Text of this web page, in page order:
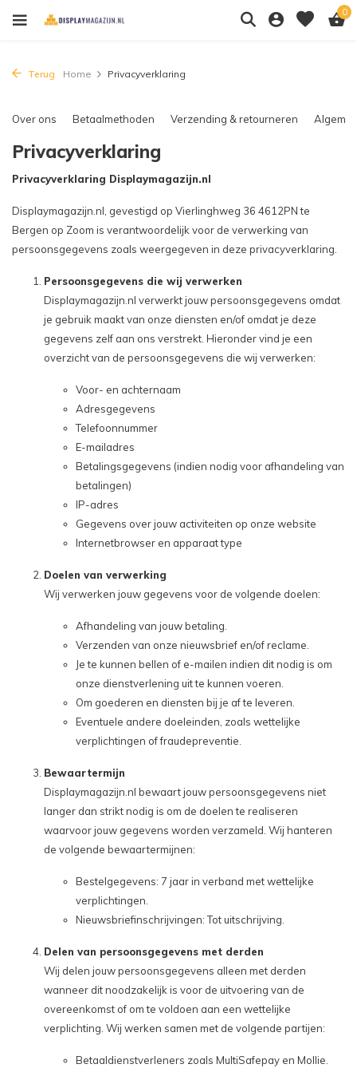
0
Terug Home Privacyverklaring
Over ons Betaalmethoden Verzending & retourneren
Privacyverklaring
Privacyverklaring Displaymagazijn.nl
Displaymagazijn.nl, gevestigd op Vierlinghweg 36 4612PN te
Bergen op Zoom is verantwoordelijk voor de verwerking van
persoonsgegevens zoals weergegeven in deze privacyverklaring.
Persoonsgegevens die wij verwerken
Displaymagazijn.nl verwerkt jouw persoonsgegevens omdat
je gebruik maakt van onze diensten en/of omdat je deze
gegevens zelf aan ons verstrekt. Hieronder vind je een
overzicht van de persoonsgegevens die wij verwerken:
Voor- en achternaam
Adresgegevens
Telefoonnummer
E-mailadres
Betalingsgegevens (indien nodig voor afhandeling van
betalingen)
IP-adres
Gegevens over jouw activiteiten op onze website
Internetbrowser en apparaat type
Doelen van verwerking
Wij verwerken jouw gegevens voor de volgende doelen:
Afhandeling van jouw betaling.
Verzenden van onze nieuwsbrief en/of reclame.
Je te kunnen bellen of e-mailen indien dit nodig is om
onze dienstverlening uit te kunnen voeren.
Om goederen en diensten bij je af te leveren.
Eventuele andere doeleinden, zoals wettelijke
verplichtingen of fraudepreventie.
Bewaartermijn
Displaymagazijn.nl bewaart jouw persoonsgegevens niet
langer dan strikt nodig is om de doelen te realiseren
waarvoor jouw gegevens worden verzameld. Wij hanteren
de volgende bewaartermijnen:
Bestelgegevens: 7 jaar in verband met wettelijke
verplichtingen.
Nieuwsbriefinschrijvingen: Tot uitschrijving.
Delen van persoonsgegevens met derden
Wij delen jouw persoonsgegevens alleen met derden
wanneer dit noodzakelijk is voor de uitvoering van de
overeenkomst of om te voldoen aan een wettelijke
verplichting. Wij werken samen met de volgende partijen:
Betaaldienstverleners zoals MultiSafepay en Mollie.